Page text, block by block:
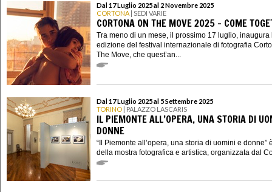
Dal 17 Luglio 2025 al 2 Novembre 2025
CORTONA | SEDI VARIE
CORTONA ON THE MOVE 2025 - COME
Tra meno di un mese, il prossimo 17 luglio, inaugura
edizione del festival internazionale di fotografia
The Move, che quest’an...
Dal 17 Luglio 2025 al 5 Settembre 2025
TORINO | PALAZZO LASCARIS
IL PIEMONTE ALL’OPERA, UNA STORIA DI
DONNE
“Il Piemonte all’opera, una storia di uomini e donne”
della mostra fotografica e artistica, organizzata dal